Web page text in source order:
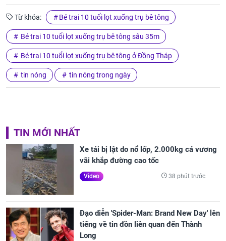
Từ khóa: Bé trai 10 tuổi lọt xuống trụ bê tông
Bé trai 10 tuổi lọt xuống trụ bê tông sâu 35m
Bé trai 10 tuổi lọt xuống trụ bê tông ở Đồng Tháp
tin nóng tin nóng trong ngày
TIN MỚI NHẤT
Xe tải bị lật do nổ lốp, 2.000kg cá vương
vãi khắp đường cao tốc
Video 38 phút trước
Đạo diễn 'Spider-Man: Brand New Day' lên
tiếng về tin đồn liên quan đến Thành
Long